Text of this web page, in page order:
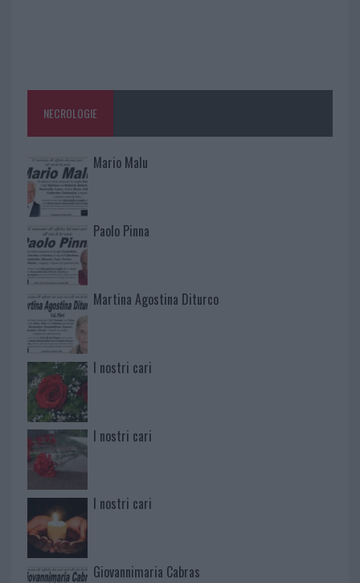
NECROLOGIE
Mario Malu
Paolo Pinna
Martina Agostina Diturco
I nostri cari
I nostri cari
I nostri cari
Giovannimaria Cabras